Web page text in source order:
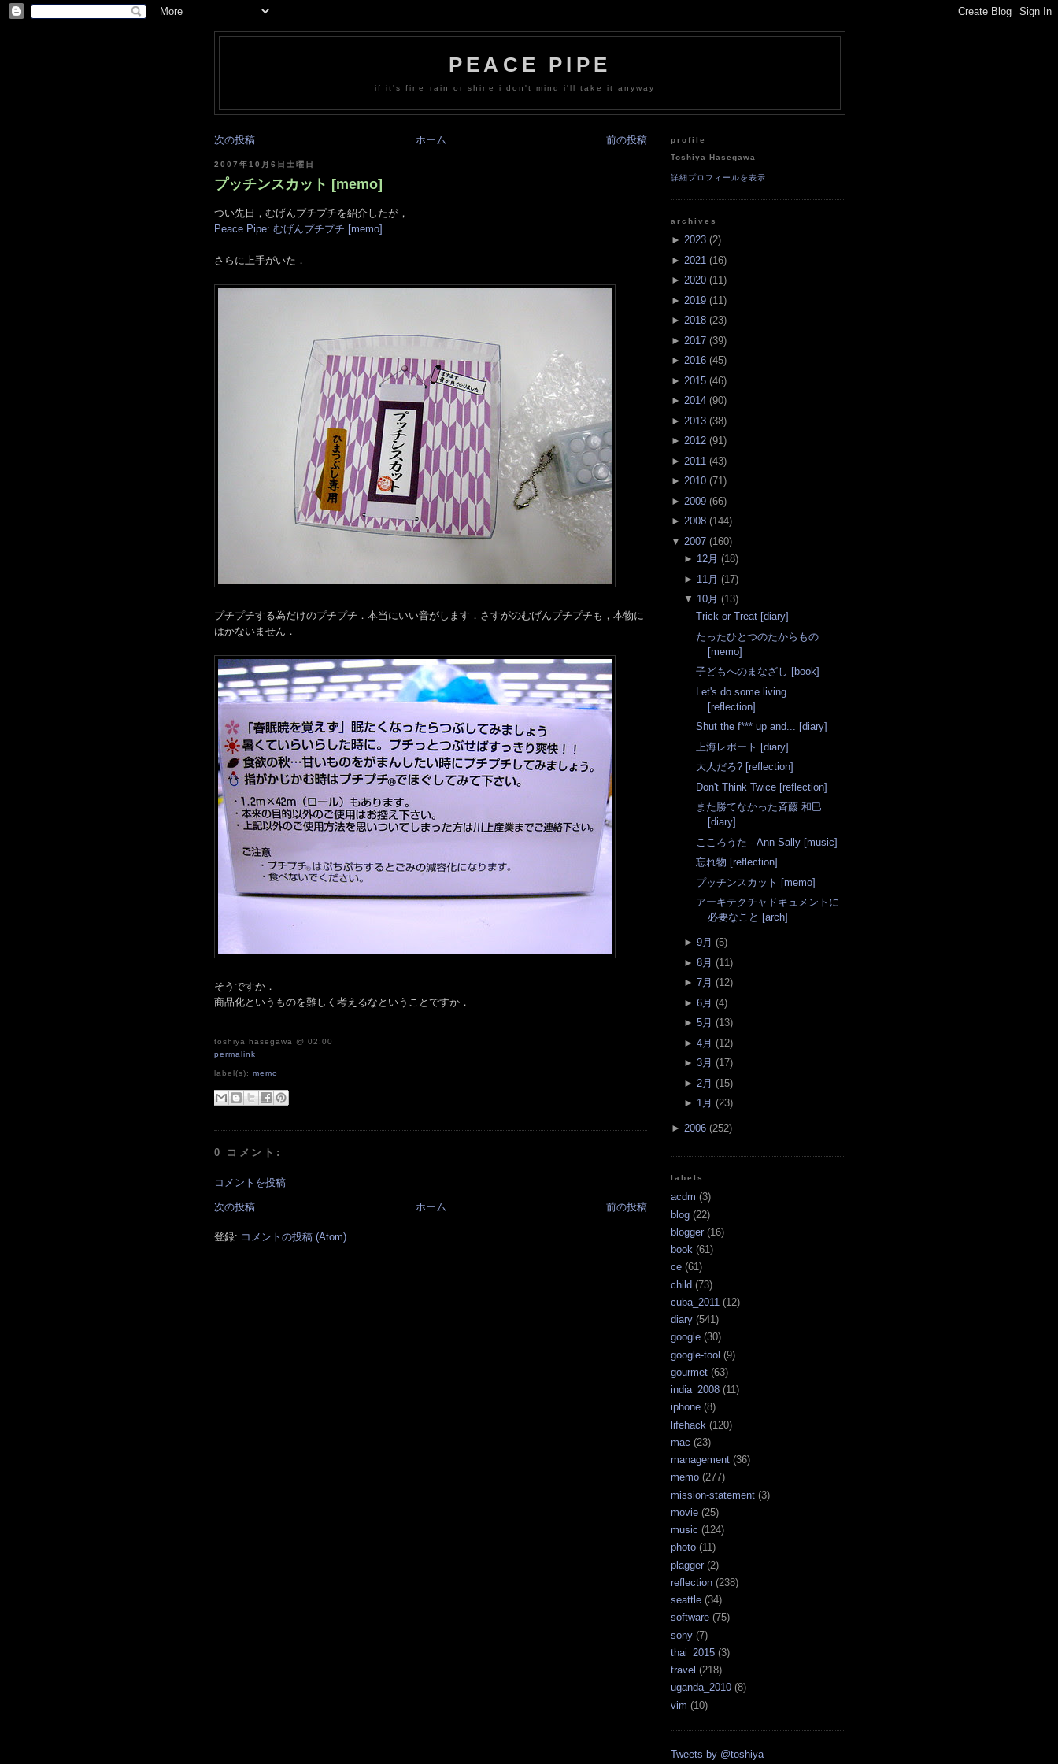
PEACE PIPE
if it's fine rain or shine i don't mind i'll take it anyway
次の投稿 前の投稿
ホーム
2007年10月6日土曜日
プッチンスカット [memo]
つい先日，むげんプチプチを紹介したが，
Peace Pipe: むげんプチプチ [memo]
さらに上手がいた．
プチプチする為だけのプチプチ．本当にいい音がします．さすがのむげんプチプチも，本物に
はかないません．
そうですか．
商品化というものを難しく考えるなということですか．
toshiya hasegawa @ 02:00
permalink
label(s):memo
0 コメント:
コメントを投稿
次の投稿 前の投稿
ホーム
登録: コメントの投稿 (Atom)
profile
Toshiya Hasegawa
詳細プロフィールを表示
archives
► 2023 (2)
► 2021 (16)
► 2020 (11)
► 2019 (11 )
► 2018 (23)
► 2017 (39)
► 2016 (45)
► 2015 (46)
► 2014 (90)
► 2013 (38)
► 2012 (91)
► 2011 (43)
► 2010 (71)
► 2009 (66)
► 2008 (144)
▼ 2007 (160)
► 12月 (18)
► 11月 (17)
▼ 10月 (13)
Trick or Treat [diary]
たったひとつのたからもの
[memo]
子どもへのまなざし [book]
Let's do some living...
[reflection]
Shut the f*** up and... [diary]
上海レポート [diary]
大人だろ? [reflection]
Don't Think Twice [reflection]
また勝てなかった斉藤 和巳
[diary]
こころうた - Ann Sally [music]
忘れ物 [reflection]
プッチンスカット [memo]
アーキテクチャドキュメントに
必要なこと [arch]
► 9月 (5)
► 8月 (11 )
► 7月 (12)
► 6月 (4)
► 5月 (13)
► 4月 (12)
► 3月 (17)
► 2月 (15)
► 1月 (23)
► 2006 (252)
labels
acdm (3)
blog (22)
blogger (16)
book (61)
ce (61)
child (73)
cuba_2011 (12)
diary (541)
google (30)
google-tool (9)
gourmet (63)
india_2008 (11)
iphone (8)
lifehack (120)
mac (23)
management (36)
memo (277)
mission-statement (3)
movie (25)
music (124)
photo (11)
plagger (2)
reflection (238)
seattle (34)
software (75)
sony (7)
thai_2015 (3)
travel (218)
uganda_2010 (8)
vim (10)
Tweets by @toshiya